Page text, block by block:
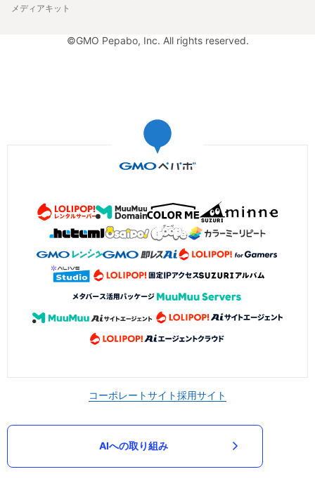
メディアキット
©GMO Pepabo, Inc. All rights reserved.
コーポレートサイト採用サイト
AIへの取り組み